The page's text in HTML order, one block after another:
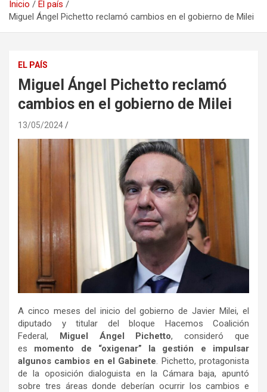
Inicio
El país
Miguel Ángel Pichetto reclamó cambios en el gobierno de Milei
EL PAÍS
Miguel Ángel Pichetto reclamó
cambios en el gobierno de Milei
13/05/2024
A cinco meses del inicio del gobierno de Javier Milei, el
diputado y titular del bloque Hacemos Coalición
Federal, Miguel Ángel Pichetto, consideró que
es momento de “oxigenar” la gestión e impulsar
algunos cambios en el Gabinete. Pichetto, protagonista
de la oposición dialoguista en la Cámara baja, apuntó
sobre tres áreas donde deberían ocurrir los cambios e